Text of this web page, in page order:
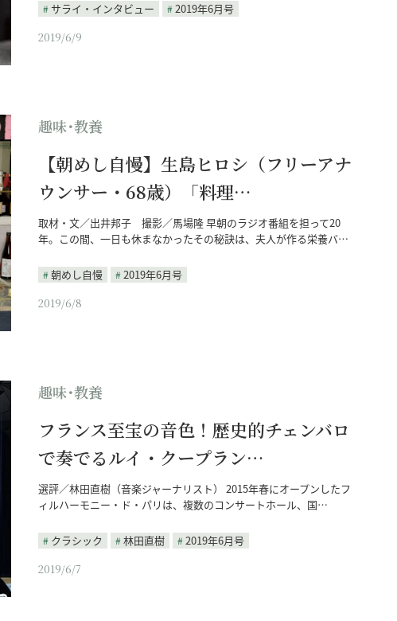
サライ・インタビュー
2019年6月号
2019/6/9
趣味･教養
【朝めし自慢】生島ヒロシ（フリーアナ
ウンサー・68歳）「料理…
取材・文／出井邦子 撮影／馬場隆 早朝のラジオ番組を担って20
年。この間、一日も休まなかったその秘訣は、夫人が作る栄養バ…
朝めし自慢
2019年6月号
2019/6/8
趣味･教養
フランス至宝の音色！歴史的チェンバロ
で奏でるルイ・クープラン…
選評／林田直樹（音楽ジャーナリスト） 2015年春にオープンしたフ
ィルハーモニー・ド・パリは、複数のコンサートホール、国…
クラシック 林田直樹
2019年6月号
2019/6/7